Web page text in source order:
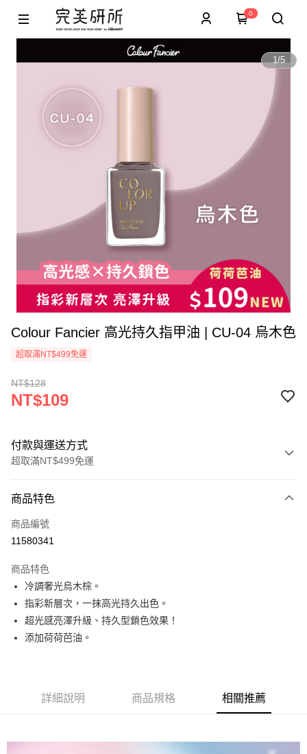
0
1/5
Colour Fancier 高光持久指甲油 | CU-04 烏木色
超取滿NT$499免運
NT$128
NT$109
付款與運送方式
超取滿NT$499免運
信用卡一次付款
超商取貨付款
Apple Pay
街口支付
悠遊付
商品特色
商品編號
11580341
商品特色
冷調奢光烏木棕。
指彩新層次，一抹高光持久出色。
超光感亮澤升級、持久型鎖色效果！
添加荷荷芭油。
詳細說明 商品規格 相關推薦